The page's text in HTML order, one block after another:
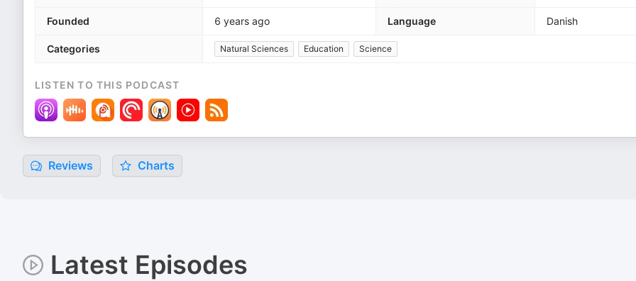
Founded 6 years ago Language Danish
Categories Natural Sciences Education Science
LISTEN TO THIS PODCAST
Reviews Charts
Latest Episodes